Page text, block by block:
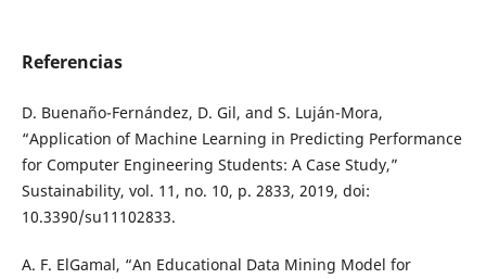
Referencias
D. Buenaño-Fernández, D. Gil, and S. Luján-Mora,
“Application of Machine Learning in Predicting Performance
for Computer Engineering Students: A Case Study,”
Sustainability, vol. 11, no. 10, p. 2833, 2019, doi:
10.3390/su11102833.
A. F. ElGamal, “An Educational Data Mining Model for